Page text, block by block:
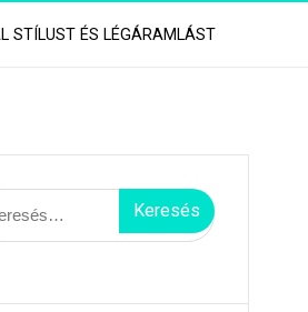
STÍLUST ÉS LÉGÁRAMLÁST